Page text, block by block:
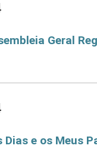
Geral
e os Meus